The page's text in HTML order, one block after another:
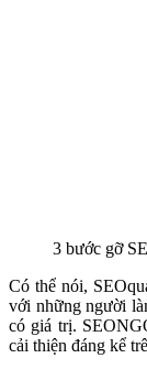
3 bước gỡ
Có thể nói,
với những người
có giá trị.
cải thiện đáng kể